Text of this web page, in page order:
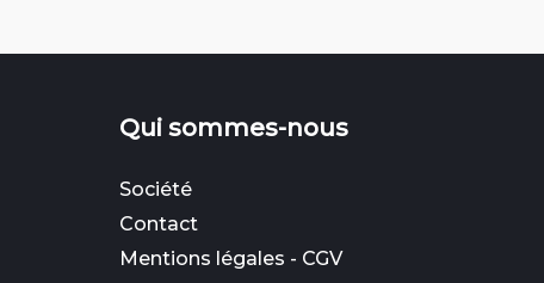
Qui sommes-nous
Société
Contact
Mentions légales - CGV